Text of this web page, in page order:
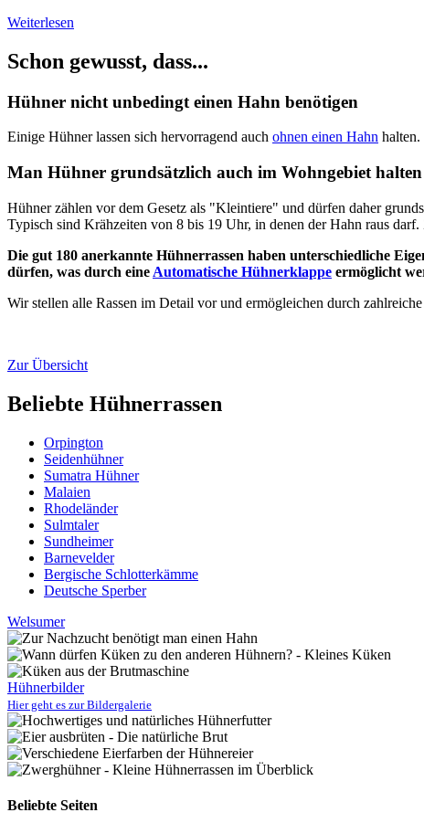
Weiterlesen
Schon gewusst, dass...
Hühner nicht unbedingt einen Hahn benötigen
Einige Hühner lassen sich hervorragend auch ohnen einen Hahn
Man Hühner grundsätzlich auch im Wohngebiet
Hühner zählen vor dem Gesetz als "Kleintiere" und dürfen daher
Typisch sind Krähzeiten von 8 bis 19 Uhr, in denen der Hahn raus
Die gut 180 anerkannte Hühnerrassen haben unterschiedliche
dürfen, was durch eine Automatische Hühnerklappe ermöglicht
Wir stellen alle Rassen im Detail vor und ermögleichen durch
Zur Übersicht
Beliebte Hühnerrassen
Orpington
Seidenhühner
Sumatra Hühner
Malaien
Rhodeländer
Sulmtaler
Sundheimer
Barnevelder
Bergische Schlotterkämme
Deutsche Sperber
Welsumer
Hühnerbilder
Hier geht es zur Bildergalerie
Beliebte Seiten